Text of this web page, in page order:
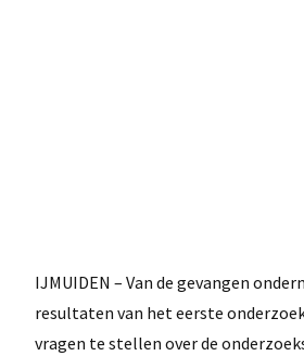
IJMUIDEN – Van de gevangen
resultaten van het eerste
vragen te stellen over de